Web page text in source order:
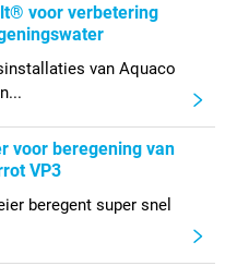
voor verbetering
van Aquaco
voor beregening van
VP3
beregent super snel